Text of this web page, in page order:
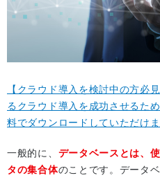
【クラウド導入を検討中の方必
るクラウド導入を成功させるた
料でダウンロードしていただけ
一般的に、 データベースとは、
タの集合体のことです。データ